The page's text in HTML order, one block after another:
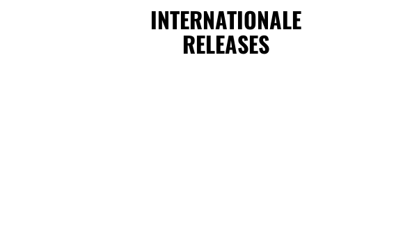
INTERNATIONALE
RELEASES